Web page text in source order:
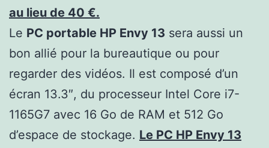
au lieu de 40 €.
Le PC portable HP Envy 13 sera aussi un
bon allié pour la bureautique ou pour
regarder des vidéos. Il est composé d’un
écran 13.3″, du processeur Intel Core i7-
1165G7 avec 16 Go de RAM et 512 Go
d’espace de stockage. Le PC HP Envy 13